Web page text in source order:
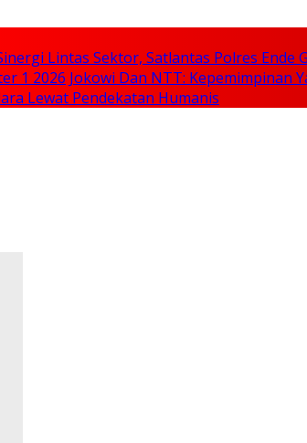
Lintas Sektor, Satlantas Polres Ende
1 2026 Jokowi Dan NTT: Kepemimpinan
Lewat Pendekatan Humanis